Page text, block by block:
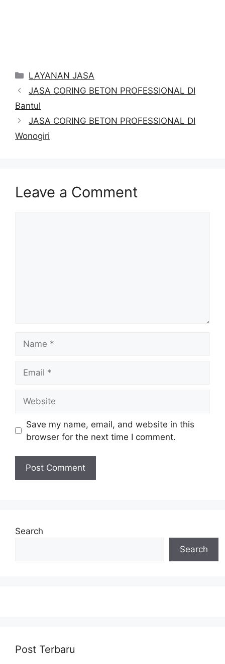
Categories
LAYANAN JASA
JASA CORING BETON PROFESSIONAL DI
Bantul
JASA CORING BETON PROFESSIONAL DI
Wonogiri
Leave a Comment
Save my name, email, and website in this
browser for the next time I comment.
Search
Search
Post Terbaru